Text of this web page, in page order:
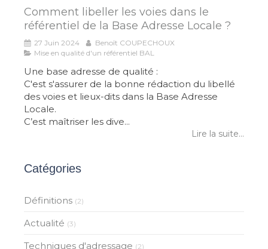
Comment libeller les voies dans le
référentiel de la Base Adresse Locale ?
27 Juin 2024
Benoît COUPECHOUX
Mise en qualité d'un référentiel BAL
Une base adresse de qualité :
C'est s'assurer de la bonne rédaction du libellé
des voies et lieux-dits dans la Base Adresse
Locale.
C’est maîtriser les dive...
Lire la suite...
Catégories
Définitions (2)
Actualité (3)
Techniques d'adressage (2)